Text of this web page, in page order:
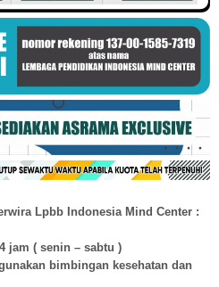
Lpbb Indonesia Mind Center :
jam ( senin – sabtu )
bimbingan kesehatan dan